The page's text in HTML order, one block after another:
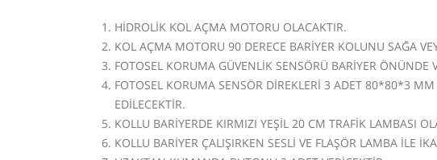
HİDROLİK KOL AÇMA MOTORU OLACAKTIR.
KOL AÇMA MOTORU 90 DERECE BARİYER KOLUNU SAĞA
FOTOSEL KORUMA GÜVENLİK SENSÖRÜ BARİYER
FOTOSEL KORUMA SENSÖR DİREKLERİ 3 ADET 80*80*3
EDİLECEKTİR.
KOLLU BARİYERDE KIRMIZI YEŞİL 20 CM TRAFİK LAMBASI
KOLLU BARİYER ÇALIŞIRKEN SESLİ VE FLAŞÖR LAMBA İLE